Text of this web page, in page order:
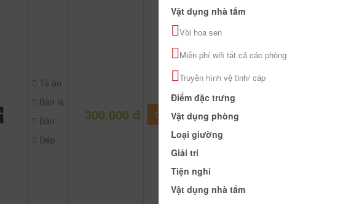
Tủ áo
Bàn là
Bàn
Dép
300.000 đ CHƯA KHAI BÁO PHÒNG
Vật dụng nhà tắm
Vòi hoa sen
Miễn phí wifi tất cả các phòng
Truyền hình vệ tinh/ cáp
Điểm đặc trưng
Vật dụng phòng
Loại giường
Giải trí
Tiện nghi
Vật dụng nhà tắm